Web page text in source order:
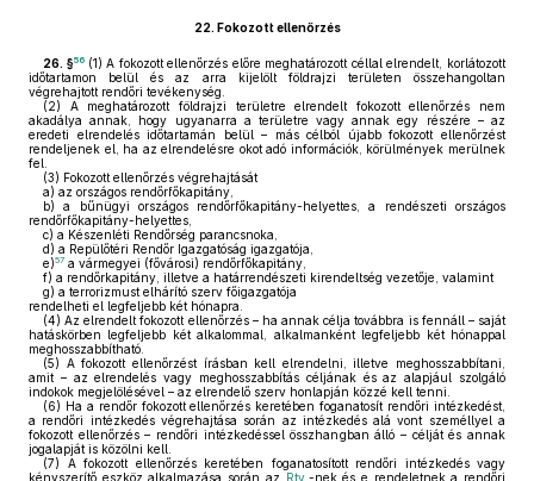
22. Fokozott ellenőrzés
26. §56 (1) A fokozott ellenőrzés előre meghatározott céllal elrendelt, korlátozott
időtartamon belül és az arra kijelölt földrajzi területen összehangoltan
végrehajtott rendőri tevékenység.
(2) A meghatározott földrajzi területre elrendelt fokozott ellenőrzés nem
akadálya annak, hogy ugyanarra a területre vagy annak egy részére – az
eredeti elrendelés időtartamán belül – más célból újabb fokozott ellenőrzést
rendeljenek el, ha az elrendelésre okot adó információk, körülmények merülnek
fel.
(3) Fokozott ellenőrzés végrehajtását
a) az országos rendőrfőkapitány,
b) a bűnügyi országos rendőrfőkapitány-helyettes, a rendészeti országos
rendőrfőkapitány-helyettes,
c) a Készenléti Rendőrség parancsnoka,
d) a Repülőtéri Rendőr Igazgatóság igazgatója,
e)57 a vármegyei (fővárosi) rendőrfőkapitány,
f) a rendőrkapitány, illetve a határrendészeti kirendeltség vezetője, valamint
g) a terrorizmust elhárító szerv főigazgatója
rendelheti el legfeljebb két hónapra.
(4) Az elrendelt fokozott ellenőrzés – ha annak célja továbbra is fennáll – saját
hatáskörben legfeljebb két alkalommal, alkalmanként legfeljebb két hónappal
meghosszabbítható.
(5) A fokozott ellenőrzést írásban kell elrendelni, illetve meghosszabbítani,
amit – az elrendelés vagy meghosszabbítás céljának és az alapjául szolgáló
indokok megjelölésével – az elrendelő szerv honlapján közzé kell tenni.
(6) Ha a rendőr fokozott ellenőrzés keretében foganatosít rendőri intézkedést,
a rendőri intézkedés végrehajtása során az intézkedés alá vont személlyel a
fokozott ellenőrzés – rendőri intézkedéssel összhangban álló – célját és annak
jogalapját is közölni kell.
(7) A fokozott ellenőrzés keretében foganatosított rendőri intézkedés vagy
kényszerítő eszköz alkalmazása során az Rtv. -nek és e rendeletnek a rendőri